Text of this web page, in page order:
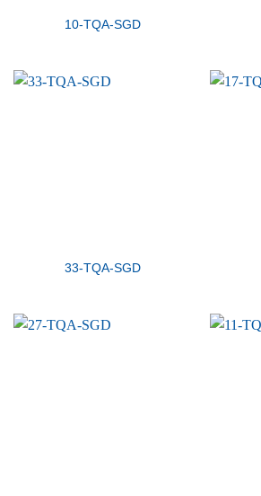
10-TQA-SGD
33-TQA-SGD